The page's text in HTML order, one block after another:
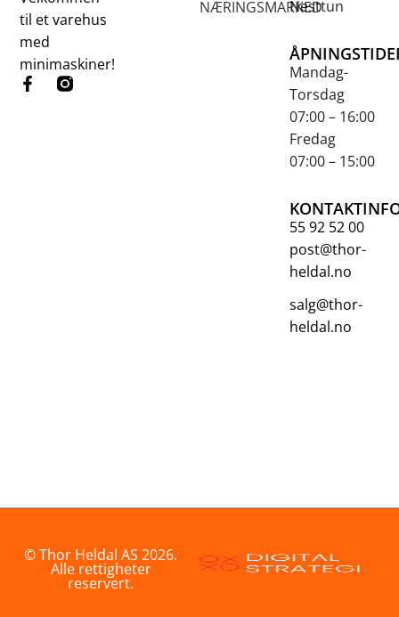
til et varehus
med
minimaskiner!
Nesttun
Mandag-
Torsdag
07:00 – 16:00
Fredag
07:00 – 15:00
55 92 52 00
post@thor-
heldal.no
salg@thor-
heldal.no
NÆRINGSMARKED
© Thor Heldal AS 2026.
Alle rettigheter
reservert.